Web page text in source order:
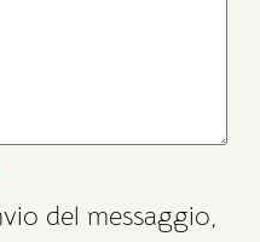
del messaggio,